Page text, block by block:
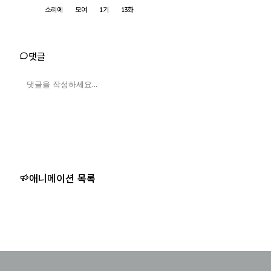
소리에 모여 1기 13화
댓글
애니메이션 목록